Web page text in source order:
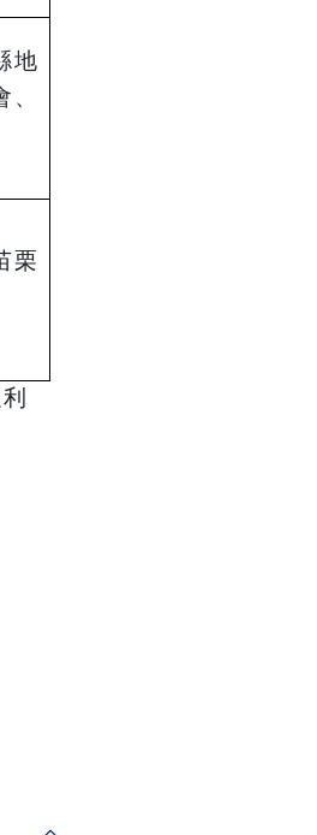
地
栗